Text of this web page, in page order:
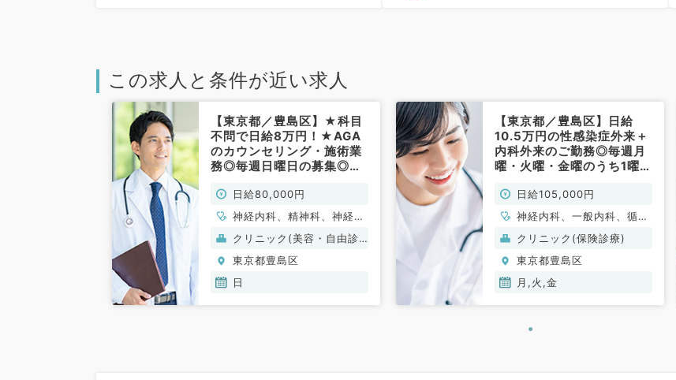
この求人と条件が近い求人
【東京都／豊島区】★科目
不問で日給8万円！★AGA
のカウンセリング・施術業
務◎毎週日曜日の募集◎駅
問／非常勤）
日給80,000円
神経内科、精神科、神経
科、アレルギー科、リウマ
チ科、小児科、整形外科、
形成外科、美容外科、脳神
経外科、呼吸器外科、心臓
クリニック(美容・自由診
療）
東京都豊島区
日
【東京都／豊島区】日給
10.5万円の性感染症外来＋
内科外来のご勤務◎毎週月
曜・火曜・金曜のうち1曜日
勤）日給105,000円
神経内科、一般内科、循環
器内科、呼吸器内科、消化
器内科、内分泌・代謝内
科、腎臓内科、老年内科、
血液内科
クリニック(保険診療)
東京都豊島区
月,火,金